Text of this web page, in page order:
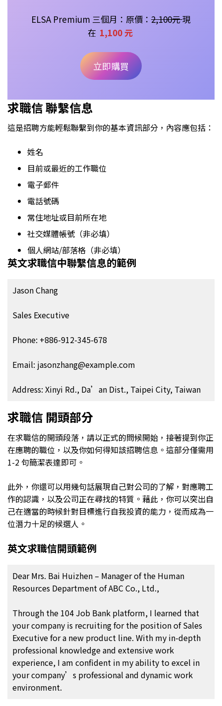
ELSA Premium 三個月：原價： 2,100元現
在 1,100 元
立即購買
求職信 聯繫信息
這是招聘方能輕鬆聯繫到你的基本資訊部分，內容應包括：
姓名
目前或最近的工作職位
電子郵件
電話號碼
常住地址或目前所在地
社交媒體帳號（非必填）
個人網站/部落格（非必填）
英文求職信中聯繫信息的範例
Jason Chang
Sales Executive
Phone: +886-912-345-678
Email: jasonzhang@example.com
Address: Xinyi Rd., Da’an Dist., Taipei City, Taiwan
求職信 開頭部分
在求職信的開頭段落，請以正式的問候開始，接著提到你正
在應聘的職位，以及你如何得知該招聘信息。這部分僅需用
1-2 句簡潔表達即可。
此外，你還可以用幾句話展現自己對公司的了解，對應聘工
作的認識，以及公司正在尋找的特質。藉此，你可以突出自
己在適當的時候針對目標進行自我投資的能力，從而成為一
位潛力十足的候選人。
英文求職信開頭範例
Dear Mrs. Bai Huizhen – Manager of the Human
Resources Department of ABC Co., Ltd.,
Through the 104 Job Bank platform, I learned that
your company is recruiting for the position of Sales
Executive for a new product line. With my in-depth
professional knowledge and extensive work
experience, I am confident in my ability to excel in
your company’s professional and dynamic work
environment.